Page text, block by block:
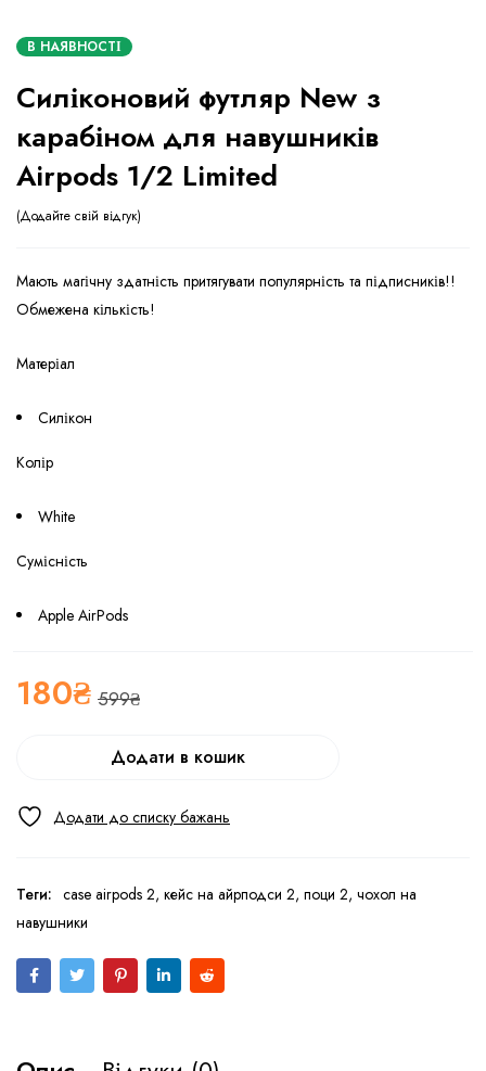
В НАЯВНОСТІ
Силіконовий футляр New з
карабіном для навушників
Airpods 1/2 Limited
Додайте свій відгук
Мають магічну здатність притягувати популярність та підписників!!
Обмежена кількість!
Матеріал
Силікон
Колір
White
Сумісність
Apple AirPods
599₴
180₴
Додати в кошик
Теги: case airpods 2, кейс на айрподси 2, поци 2, чохол на
навушники